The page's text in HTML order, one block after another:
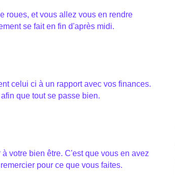
roues, et vous allez vous en rendre
se fait en fin d'après midi.
celui ci à un rapport avec vos finances.
que tout se passe bien.
votre bien être. C'est que vous en avez
pour ce que vous faites.